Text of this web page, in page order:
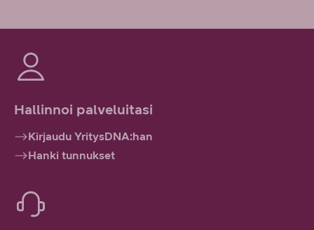
Hallinnoi palveluitasi
Kirjaudu YritysDNA:han
Hanki tunnukset